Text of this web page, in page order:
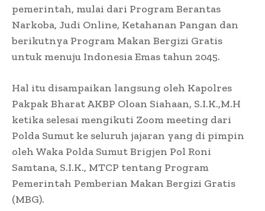
pemerintah, mulai dari Program Berantas
Narkoba, Judi Online, Ketahanan Pangan dan
berikutnya Program Makan Bergizi Gratis
untuk menuju Indonesia Emas tahun 2045.
Hal itu disampaikan langsung oleh Kapolres
Pakpak Bharat AKBP Oloan Siahaan, S.I.K.,M.H
ketika selesai mengikuti Zoom meeting dari
Polda Sumut ke seluruh jajaran yang di pimpin
oleh Waka Polda Sumut Brigjen Pol Roni
Samtana, S.I.K., MTCP tentang Program
Pemerintah Pemberian Makan Bergizi Gratis
(MBG).